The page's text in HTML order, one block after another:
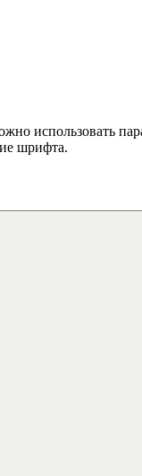
использовать
шрифта.